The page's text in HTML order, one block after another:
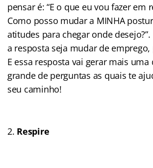
pensar é: “E o que eu vou fazer em
Como posso mudar a MINHA
atitudes para chegar onde
a resposta seja mudar de
E essa resposta vai gerar mais
grande de perguntas as quais te
seu caminho!
Respire